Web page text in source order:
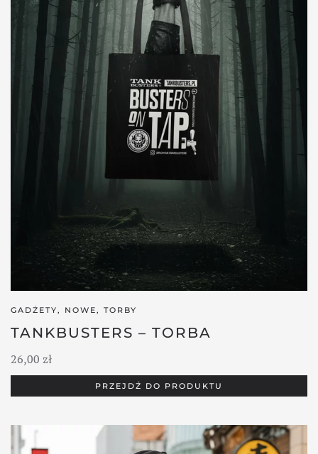
GADŻETY, NOWE, TORBY
TANKBUSTERS – TORBA
26,00 zł
PRZEJDŹ DO PRODUKTU